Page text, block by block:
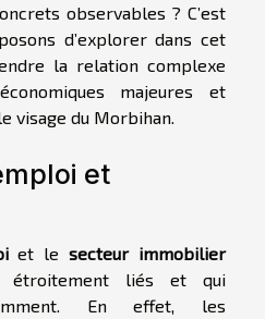
observables ? C’est
d’explorer dans cet
la relation complexe
majeures et
visage du Morbihan.
et
et lesecteur immobilier
étroitement liés et qui
En effet, les